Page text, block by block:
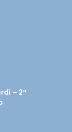
– 2°